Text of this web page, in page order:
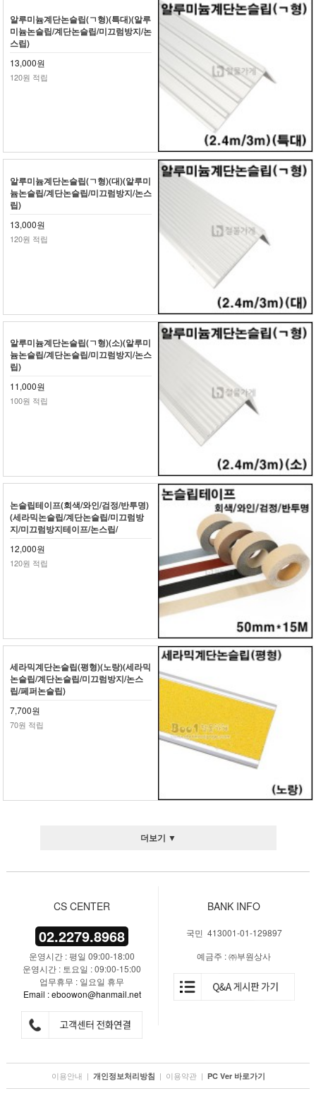
알루미늄계단논슬립(ㄱ형)(특대)(알루
미늄논슬립/계단논슬립/미끄럼방지/논
스립)
13,000원
120원 적립
알루미늄계단논슬립(ㄱ형)(대)(알루미
늄논슬립/계단논슬립/미끄럼방지/논스
립)
13,000원
120원 적립
알루미늄계단논슬립(ㄱ형)(소)(알루미
늄논슬립/계단논슬립/미끄럼방지/논스
립)
11,000원
100원 적립
논슬립테이프(회색/와인/검정/반투명)
(세라믹논슬립/계단논슬립/미끄럼방
지/미끄럼방지테이프/논스립/
12,000원
120원 적립
세라믹계단논슬립(평형)(노랑)(세라믹
논슬립/계단논슬립/미끄럼방지/논스
립/페퍼논슬립)
7,700원
70원 적립
더보기 ▼
CS CENTER
02.2279.8968
운영시간 : 평일 09:00-18:00
운영시간 : 토요일 : 09:00-15:00
업무휴무 : 일요일 휴무
Email : eboowon@hanmail.net
BANK INFO
국민 413001-01-129897
예금주 : ㈜부원상사
이용안내 | 개인정보처리방침 | 이용약관 | PC Ver 바로가기